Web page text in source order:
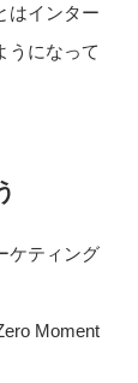
はインター
うになって
ケティング
Moment